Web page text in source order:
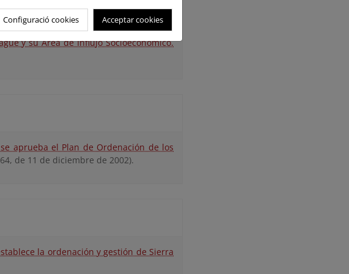
aprueba el Plan de Ordenación de los
y su Área de Influjo Socioeconómico.
aprueba el Plan de Ordenación de los
de 11 de diciembre de 2002).
la ordenación y gestión de Sierra
Configuració cookies Acceptar cookies